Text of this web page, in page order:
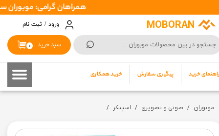
MOBORAN
⌕ ۰ سبد خرید
راهنمای خرید پیگیری سفارش خرید همکاری
ورود / ثبت نام
حساب کاربری من
تغییر گذر واژه
خروج از حساب کاربری
همراهان گرامی: موبوران سفارشات شما را در اسرع وقت ( 1 تا 2 روز
موبوران صوتی و تصویری اسپیکر